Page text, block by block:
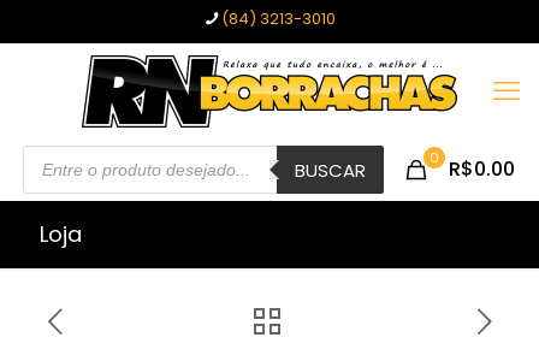
(84) 3213-3010
Pesquisar
produtos BUSCAR 0 R$0.00
Loja